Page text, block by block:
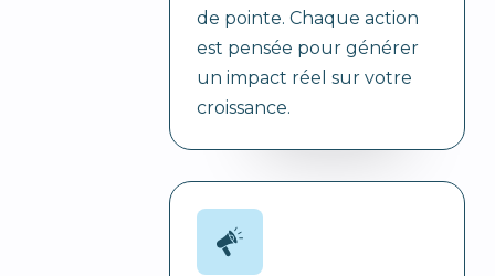
de pointe. Chaque action
est pensée pour générer
un impact réel sur votre
croissance.